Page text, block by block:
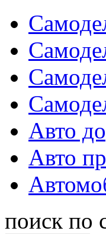
Авто
Авто
поиск по